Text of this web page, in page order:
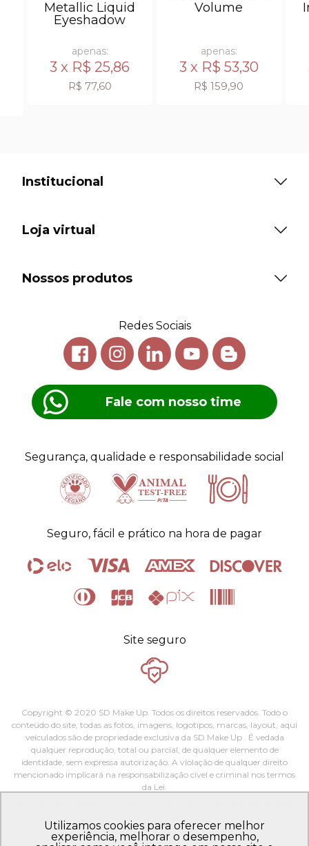
Metallic Liquid
Eyeshadow
apenas:
3 x R$ 25,86
R$ 77,60
Volume
apenas:
3 x R$ 53,30
R$ 159,90
Institucional
Loja virtual
Nossos produtos
Redes Sociais
Fale com nosso time
Segurança, qualidade e responsabilidade social
Seguro, fácil e prático na hora de pagar
Site seguro
Copyright © 2020 SD Make Up. Todos os direitos reservados. Todo o
conteúdo do site, todas as fotos, imagens, logotipos, marcas, layout, aqui
veículados são de propriedade exclusiva da SD Make Up . É vedada
qualquer reprodução, total ou parcial, de qualquer elemento de
identidade, sem expressa autorização. A violação de qualquer direito
mencionado implicará na responsabilização cível e criminal nos termos
da Lei.
CONTATO@SDMAKEUP.COM.BR - (85) 3182.1111
Utilizamos cookies para oferecer melhor
experiência, melhorar o desempenho,